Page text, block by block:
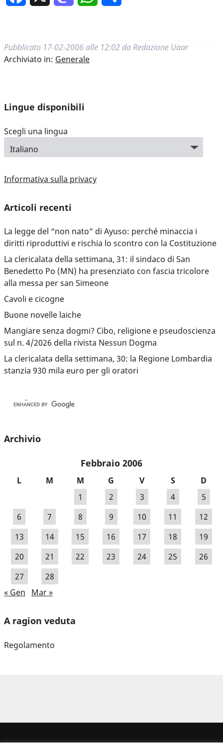
Pubblicato 17-02-2006 alle 12:02 da Redazione Uaar
Archiviato in: Generale
Lingue disponibili
Scegli una lingua
Informativa sulla privacy
Articoli recenti
La legge del “non nato” di Ayuso: perché minaccia i
diritti riproduttivi e rischia lo scontro con la Costituzione
La clericalata della settimana, 31: il sindaco di San
Benedetto Po (MN) ha presenziato con fascia tricolore
alla messa per san Simeone
Cavoli e cicogne
Buone novelle laiche
Mangiare senza dogmi? Cibo, religione e pseudoscienza
sul n. 4/2026 della rivista Nessun Dogma
La clericalata della settimana, 30: la Regione Lombardia
stanzia 930 mila euro per gli oratori
Archivio
Febbraio 2006
L M M G V S
D
1
2 3 4
5
6
7 8 9 10 11
12
13
14 15 16 17 18
19
20
21 22 23 24 25
26
27
28
« Gen
Mar »
A ragion veduta
Regolamento